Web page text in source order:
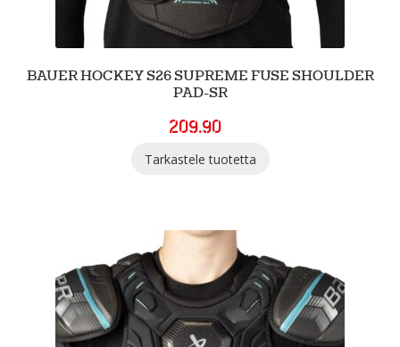
BAUER HOCKEY S26 SUPREME FUSE SHOULDER
PAD-SR
209.90
Tarkastele tuotetta